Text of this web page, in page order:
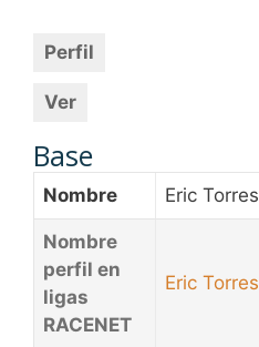
Perfil
Ver
Base
Nombre Eric Torres
Nombre
perfil en
ligas
RACENET
Eric Torres